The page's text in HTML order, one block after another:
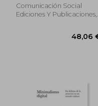
(comunicación
Crítica) (spanish
Comunicación Social
Ediciones Y Publicaciones,